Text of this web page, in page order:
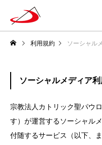
利用規約 ソーシャル
ソーシャルメディア
宗教法人カトリック聖パウ
す）が運営するソーシャル
付随するサービス（以下、